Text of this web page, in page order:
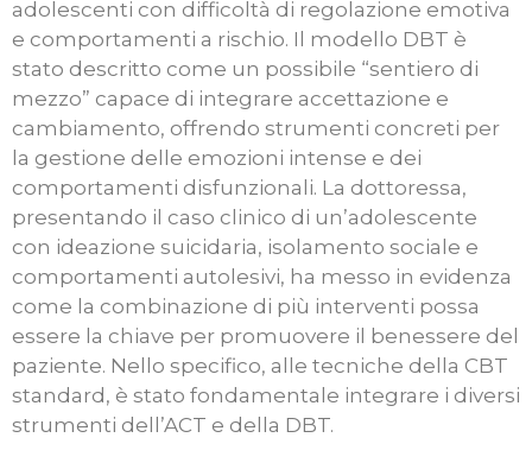
adolescenti con difficoltà di regolazione emotiva
e comportamenti a rischio. Il modello DBT è
stato descritto come un possibile “sentiero di
mezzo” capace di integrare accettazione e
cambiamento, offrendo strumenti concreti per
la gestione delle emozioni intense e dei
comportamenti disfunzionali. La dottoressa,
presentando il caso clinico di un’adolescente
con ideazione suicidaria, isolamento sociale e
comportamenti autolesivi, ha messo in evidenza
come la combinazione di più interventi possa
essere la chiave per promuovere il benessere del
paziente. Nello specifico, alle tecniche della CBT
standard, è stato fondamentale integrare i diversi
strumenti dell’ACT e della DBT.